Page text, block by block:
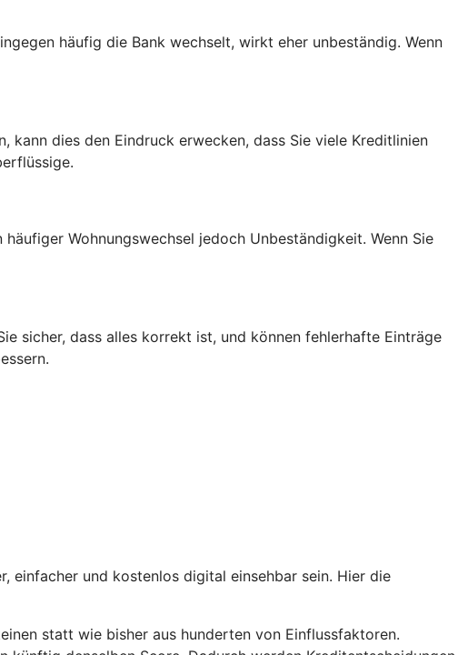
häufig die Bank wechselt, wirkt eher unbeständig. Wenn
kann dies den Eindruck erwecken, dass Sie viele Kreditlinien
Wohnungswechsel jedoch Unbeständigkeit. Wenn Sie
sicher, dass alles korrekt ist, und können fehlerhafte Einträge
einfacher und kostenlos digital einsehbar sein. Hier die
statt wie bisher aus hunderten von Einflussfaktoren.